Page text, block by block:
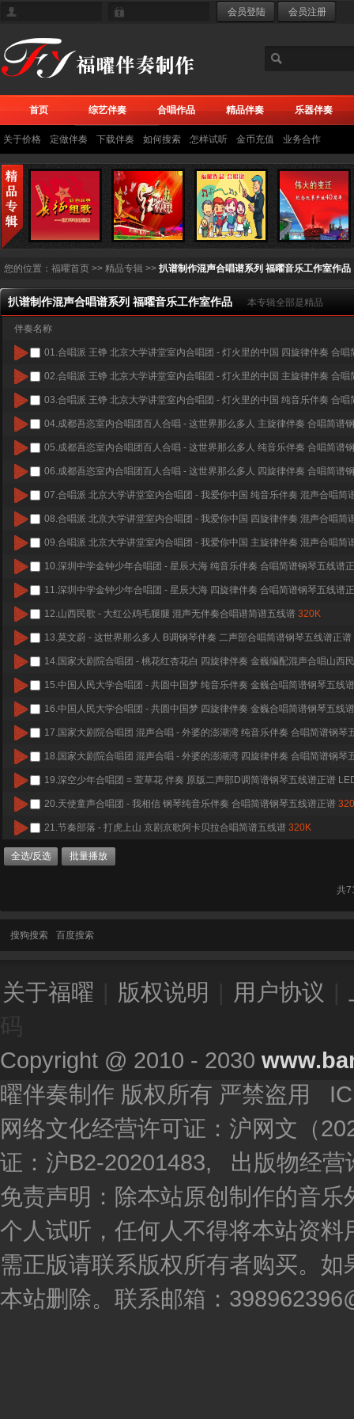
首页 综艺伴奏 合唱作品 精品伴奏 乐器伴奏
关于价格 定做伴奏 下载伴奏 如何搜索 怎样试听 金币充值 业务合作
您的位置： 福曜首页 >> 精品专辑 >> 扒谱制作混声合唱谱系列 福曜音乐工作室作品
扒谱制作混声合唱谱系列 福曜音乐工作室作品 本专辑全部是精品
伴奏名称
01.合唱派 王铮 北京大学讲堂室内合唱团 - 灯火里的中国 四旋律伴奏 合唱
02.合唱派 王铮 北京大学讲堂室内合唱团 - 灯火里的中国 主旋律伴奏 合唱
03.合唱派 王铮 北京大学讲堂室内合唱团 - 灯火里的中国 纯音乐伴奏 合唱
04.成都吾恣室内合唱团百人合唱 - 这世界那么多人 主旋律伴奏 合唱简谱
05.成都吾恣室内合唱团百人合唱 - 这世界那么多人 纯音乐伴奏 合唱简谱
06.成都吾恣室内合唱团百人合唱 - 这世界那么多人 四旋律伴奏 合唱简谱
07.合唱派 北京大学讲堂室内合唱团 - 我爱你中国 纯音乐伴奏 混声合唱简
08.合唱派 北京大学讲堂室内合唱团 - 我爱你中国 四旋律伴奏 混声合唱简
09.合唱派 北京大学讲堂室内合唱团 - 我爱你中国 主旋律伴奏 混声合唱简
10.深圳中学金钟少年合唱团 - 星辰大海 纯音乐伴奏 合唱简谱钢琴五线谱
11.深圳中学金钟少年合唱团 - 星辰大海 四旋律伴奏 合唱简谱钢琴五线谱
12.山西民歌 - 大红公鸡毛腿腿 混声无伴奏合唱谱简谱五线谱 320K
13.莫文蔚 - 这世界那么多人 B调钢琴伴奏 二声部合唱简谱钢琴五线谱正谱
14.国家大剧院合唱团 - 桃花红杏花白 四旋律伴奏 金巍编配混声合唱山西
15.中国人民大学合唱团 - 共圆中国梦 纯音乐伴奏 金巍合唱简谱钢琴五线
16.中国人民大学合唱团 - 共圆中国梦 四旋律伴奏 金巍合唱简谱钢琴五线
17.国家大剧院合唱团 混声合唱 - 外婆的澎湖湾 纯音乐伴奏 合唱简谱钢琴
18.国家大剧院合唱团 混声合唱 - 外婆的澎湖湾 四旋律伴奏 合唱简谱钢琴
19.深空少年合唱团 = 萱草花 伴奏 原版二声部D调简谱钢琴五线谱正谱
20.天使童声合唱团 - 我相信 钢琴纯音乐伴奏 合唱简谱钢琴五线谱正谱
21.节奏部落 - 打虎上山 京剧京歌阿卡贝拉合唱简谱五线谱 320K
全选/反选 批量播放
共
搜狗搜索 百度搜索
关于福曜 版权说明 用户协议
Copyright @ 2010 - 2030
曜伴奏制作 版权所有 严禁盗用
网络文化经营许可证：沪网文（
证：沪B2-20201483, 出版物经营
免责声明：除本站原创制作的音
个人试听，任何人不得将本站资
需正版请联系版权所有者购买。
本站删除。联系邮箱：